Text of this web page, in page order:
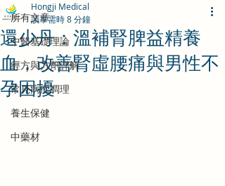
所有文章
中醫基礎理論
經方與方劑詳解
常見病症調理
養生保健
中藥材
還少丹：溫補腎脾益精養
血，改善腎虛腰痛與男性不
孕困擾
Hongji Medical
讀畢需時 8 分鐘